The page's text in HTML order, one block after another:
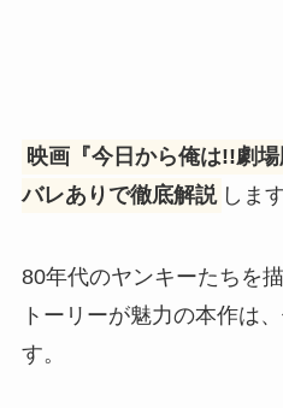
映画『今日から俺は!!劇場
バレありで徹底解説 しま
80年代のヤンキーたちを
トーリーが魅力の本作は
す。